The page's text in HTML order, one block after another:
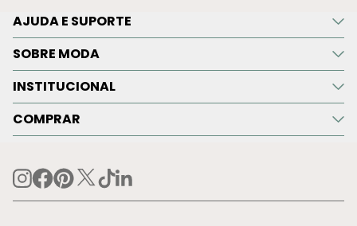
AJUDA E SUPORTE
SOBRE MODA
INSTITUCIONAL
COMPRAR